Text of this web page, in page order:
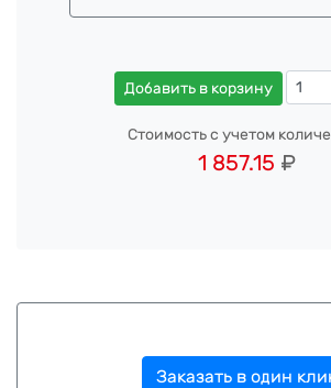
Добавить в корзину
Стоимость с учетом
1 857.15 ₽
Заказать в один